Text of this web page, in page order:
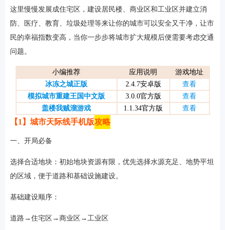
游戏
这里慢慢发展成住宅区，建设居民楼、商业区和工业区并建立消
防、医疗、教育、垃圾处理等来让你的城市可以安全又干净，让市
民的幸福指数变高，当你一步步将城市扩大规模后便需要考虑交通
问题。
小编推荐 应用说明
游戏地址
冰冻之城正版
2.4.7安卓版
查看
模拟城市重建王国中文版
3.0.0官方版
查看
盖楼我贼溜游戏
1.1.34官方版 查看
【1】城市天际线手机版攻略
一、开局必备
选择合适地块：初始地块资源有限，优先选择水源充足、地势平坦
的区域，便于道路和基础设施建设。
基础建设顺序：
道路→住宅区→商业区→工业区